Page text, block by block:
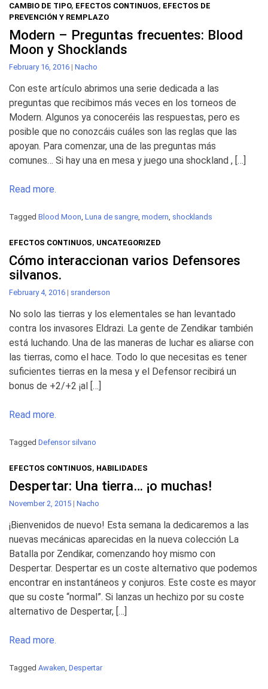
CAMBIO DE TIPO, EFECTOS CONTINUOS, EFECTOS DE
PREVENCIÓN Y REMPLAZO
Modern – Preguntas frecuentes: Blood
Moon y Shocklands
February 16, 2016 | Nacho
Con este artículo abrimos una serie dedicada a las
preguntas que recibimos más veces en los torneos de
Modern. Algunos ya conoceréis las respuestas, pero es
posible que no conozcáis cuáles son las reglas que las
apoyan. Para comenzar, una de las preguntas más
comunes… Si hay una en mesa y juego una shockland , […]
Read more.
Tagged Blood Moon, Luna de sangre, modern, shocklands
EFECTOS CONTINUOS, UNCATEGORIZED
Cómo interaccionan varios Defensores
silvanos.
February 4, 2016 | sranderson
No solo las tierras y los elementales se han levantado
contra los invasores Eldrazi. La gente de Zendikar también
está luchando. Una de las maneras de luchar es aliarse con
las tierras, como el hace. Todo lo que necesitas es tener
suficientes tierras en la mesa y el Defensor recibirá un
bonus de +2/+2 ¡al […]
Read more.
Tagged Defensor silvano
EFECTOS CONTINUOS, HABILIDADES
Despertar: Una tierra… ¡o muchas!
November 2, 2015 | Nacho
¡Bienvenidos de nuevo! Esta semana la dedicaremos a las
nuevas mecánicas aparecidas en la nueva colección La
Batalla por Zendikar, comenzando hoy mismo con
Despertar. Despertar es un coste alternativo que podemos
encontrar en instantáneos y conjuros. Este coste es mayor
que su coste “normal”. Si lanzas un hechizo por su coste
alternativo de Despertar, […]
Read more.
Tagged Awaken, Despertar